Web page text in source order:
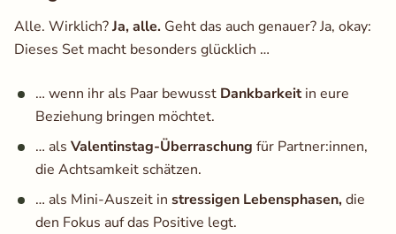
Alle. Wirklich?Ja, alle. Geht das auch genauer? Ja, okay:
Dieses Set macht besonders glücklich …
… wenn ihr als Paar bewusst Dankbarkeitin eure
Beziehung bringen möchtet.
… als Valentinstag-Überraschung für Partner:innen,
die Achtsamkeit schätzen.
… als Mini-Auszeit in stressigen Lebensphasen,die
den Fokus auf das Positive legt.